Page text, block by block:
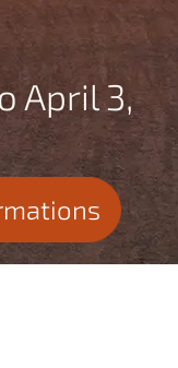
April 3,